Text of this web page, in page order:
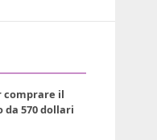
comprare il
da 570 dollari